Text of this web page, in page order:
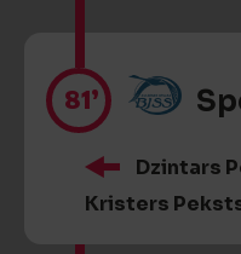
81’
Dzintars
Kristers